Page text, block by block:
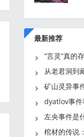
最新推荐
“言灵”真的
从老君洞到
矿山灵异事
遇到的灵异
dyatlov事件
左央事件是
天涯左央事
棺材的传说